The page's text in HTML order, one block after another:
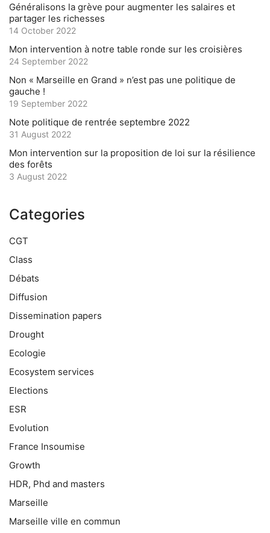
Généralisons la grève pour augmenter les salaires et
partager les richesses
14 October 2022
Mon intervention à notre table ronde sur les croisières
24 September 2022
Non « Marseille en Grand » n’est pas une politique de
gauche !
19 September 2022
Note politique de rentrée septembre 2022
31 August 2022
Mon intervention sur la proposition de loi sur la résilience
des forêts
3 August 2022
Categories
CGT
Class
Débats
Diffusion
Dissemination papers
Drought
Ecologie
Ecosystem services
Elections
ESR
Evolution
France Insoumise
Growth
HDR, Phd and masters
Marseille
Marseille ville en commun